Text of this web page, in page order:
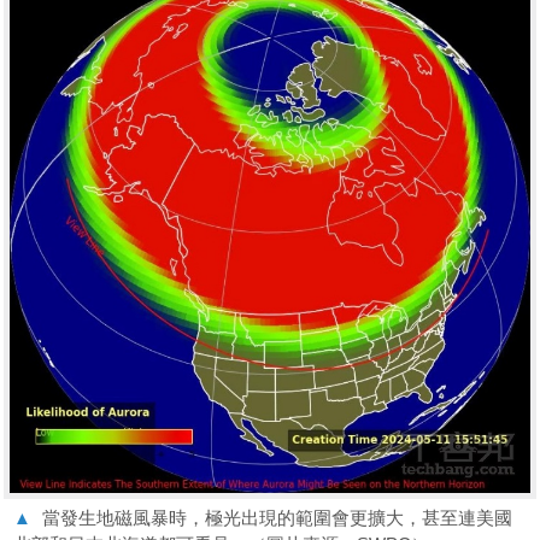
▲
當發生地磁風暴時，極光出現的範圍會更擴大，甚至連美國